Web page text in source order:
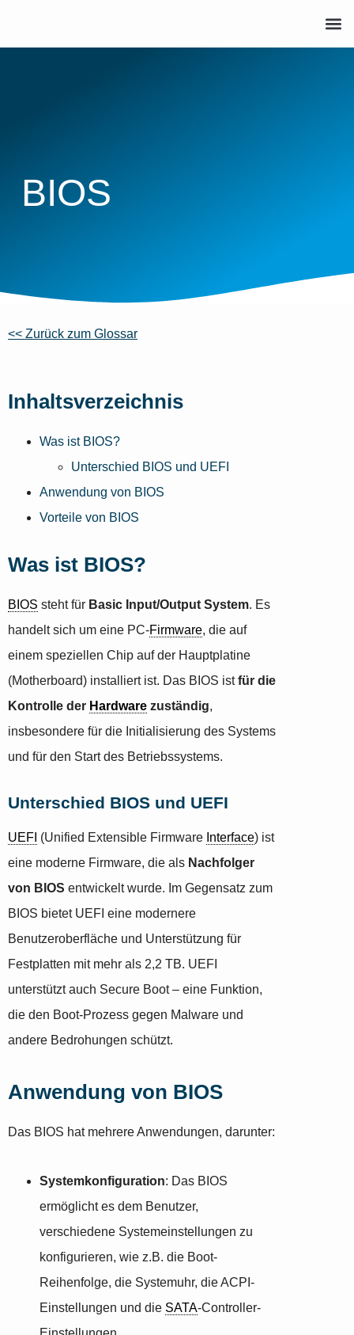
BIOS
<< Zurück zum Glossar
Inhaltsverzeichnis
Was ist BIOS?
Unterschied BIOS und UEFI
Anwendung von BIOS
Vorteile von BIOS
Was ist BIOS?
BIOS steht für Basic Input/Output System. Es
handelt sich um eine PC-Firmware, die auf
einem speziellen Chip auf der Hauptplatine
(Motherboard) installiert ist. Das BIOS istfür die
Kontrolle der Hardware zuständig,
insbesondere für die Initialisierung des Systems
und für den Start des Betriebssystems.
Unterschied BIOS und UEFI
UEFI (Unified Extensible Firmware Interface) ist
eine moderne Firmware, die als Nachfolger
von BIOS entwickelt wurde. Im Gegensatz zum
BIOS bietet UEFI eine modernere
Benutzeroberfläche und Unterstützung für
Festplatten mit mehr als 2,2 TB. UEFI
unterstützt auch Secure Boot – eine Funktion,
die den Boot-Prozess gegen Malware und
andere Bedrohungen schützt.
Anwendung von BIOS
Das BIOS hat mehrere Anwendungen, darunter:
Systemkonfiguration: Das BIOS
ermöglicht es dem Benutzer,
verschiedene Systemeinstellungen zu
konfigurieren, wie z.B. die Boot-
Reihenfolge, die Systemuhr, die ACPI-
Einstellungen und die SATA-Controller-